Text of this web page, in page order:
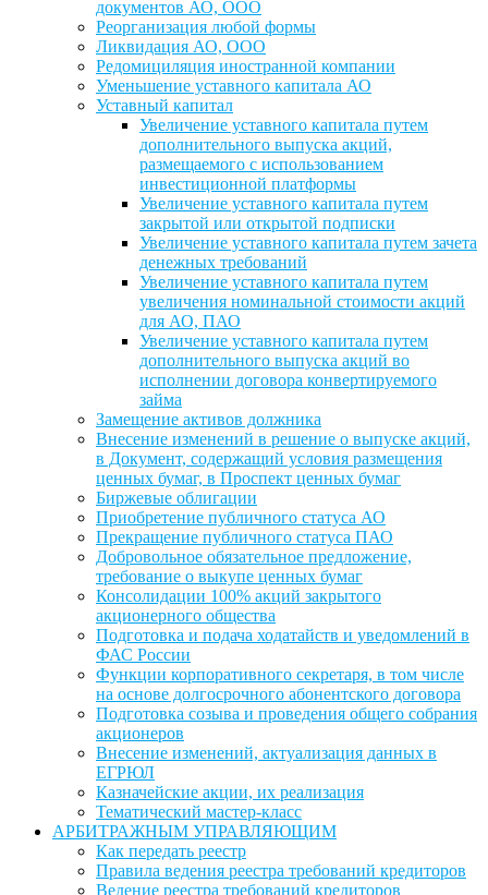
документов АО, ООО
Реорганизация любой формы
Ликвидация АО, ООО
Редомициляция иностранной компании
Уменьшение уставного капитала АО
Уставный капитал
Увеличение уставного капитала путем
дополнительного выпуска акций,
размещаемого с использованием
инвестиционной платформы
Увеличение уставного капитала путем
закрытой или открытой подписки
Увеличение уставного капитала путем зачета
денежных требований
Увеличение уставного капитала путем
увеличения номинальной стоимости акций
для АО, ПАО
Увеличение уставного капитала путем
дополнительного выпуска акций во
исполнении договора конвертируемого
займа
Замещение активов должника
Внесение изменений в решение о выпуске акций,
в Документ, содержащий условия размещения
ценных бумаг, в Проспект ценных бумаг
Биржевые облигации
Приобретение публичного статуса АО
Прекращение публичного статуса ПАО
Добровольное обязательное предложение,
требование о выкупе ценных бумаг
Консолидации 100% акций закрытого
акционерного общества
Подготовка и подача ходатайств и уведомлений в
ФАС России
Функции корпоративного секретаря, в том числе
на основе долгосрочного абонентского договора
Подготовка созыва и проведения общего собрания
акционеров
Внесение изменений, актуализация данных в
ЕГРЮЛ
Казначейские акции, их реализация
Тематический мастер-класс
АРБИТРАЖНЫМ УПРАВЛЯЮЩИМ
Как передать реестр
Правила ведения реестра требований кредиторов
Ведение реестра требований кредиторов